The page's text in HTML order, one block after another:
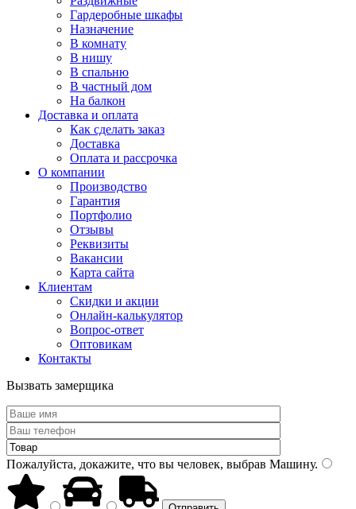
Гардеробные шкафы
Назначение
В комнату
В нишу
В спальню
В частный дом
На балкон
Доставка и оплата
Как сделать заказ
Доставка
Оплата и рассрочка
О компании
Производство
Гарантия
Портфолио
Отзывы
Реквизиты
Вакансии
Карта сайта
Клиентам
Скидки и акции
Онлайн-калькулятор
Вопрос-ответ
Оптовикам
Контакты
Вызвать замерщика
Пожалуйста, докажите, что вы человек, выбрав Машину.